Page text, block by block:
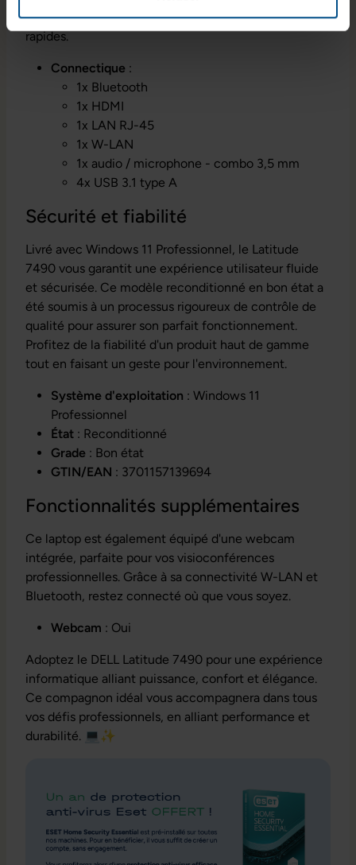
ports USB 3.1 pour des transferts de données ultra-
rapides.
Connectique :
1x Bluetooth
1x HDMI
1x LAN RJ-45
1x W-LAN
1x audio / microphone - combo 3,5 mm
4x USB 3.1 type A
Sécurité et fiabilité
Livré avec Windows 11 Professionnel, le Latitude
7490 vous garantit une expérience utilisateur fluide
et sécurisée. Ce modèle reconditionné en bon état a
été soumis à un processus rigoureux de contrôle de
qualité pour assurer son parfait fonctionnement.
Profitez de la fiabilité d'un produit haut de gamme
tout en faisant un geste pour l'environnement.
Système d'exploitation : Windows 11
Professionnel
État : Reconditionné
Grade : Bon état
GTIN/EAN : 3701157139694
Fonctionnalités supplémentaires
Ce laptop est également équipé d'une webcam
intégrée, parfaite pour vos visioconférences
professionnelles. Grâce à sa connectivité W-LAN et
Bluetooth, restez connecté où que vous soyez.
Webcam : Oui
Adoptez le DELL Latitude 7490 pour une expérience
informatique alliant puissance, confort et élégance.
Ce compagnon idéal vous accompagnera dans tous
vos défis professionnels, en alliant performance et
durabilité. 💻✨